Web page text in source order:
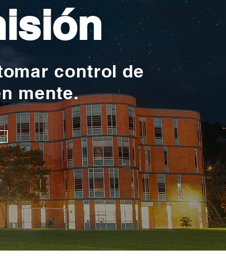
control de
mente.